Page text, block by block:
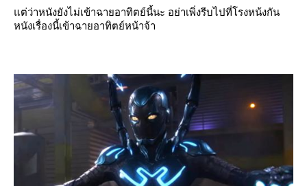
ต่ว่าหนังยังไม่เข้าฉายอาทิตย์นี้นะ อย่าเพิ่งรีบไปที่โรงหน้งกัน
หนังเรื่องนี้เข้าฉายอาทิตย์หน้าจ้า